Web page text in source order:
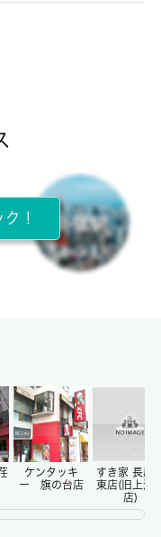
！
ケンタッキ
ー 旗の台店
すき家 長原
東店(旧上池
店)